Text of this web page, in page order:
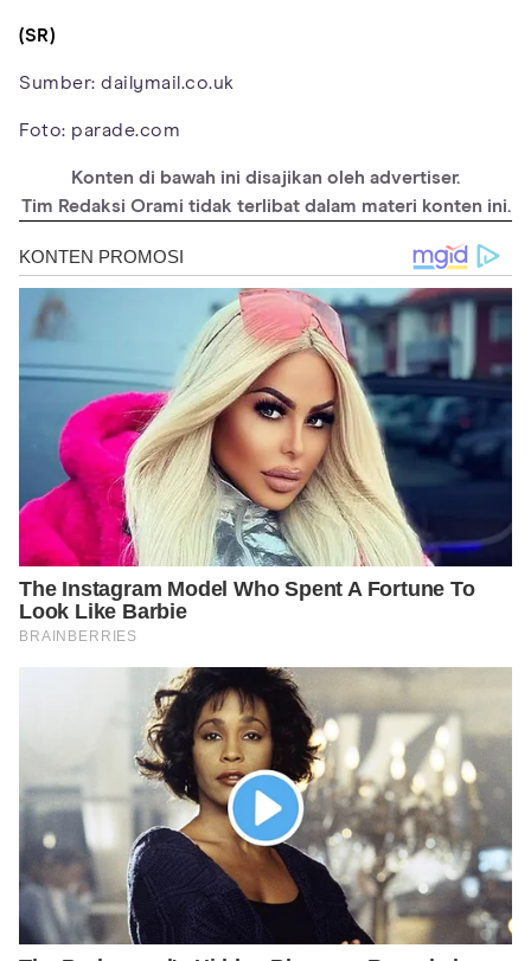
(SR)
Sumber: dailymail.co.uk
Foto: parade.com
Konten di bawah ini disajikan oleh advertiser.
Tim Redaksi Orami tidak terlibat dalam materi konten ini.